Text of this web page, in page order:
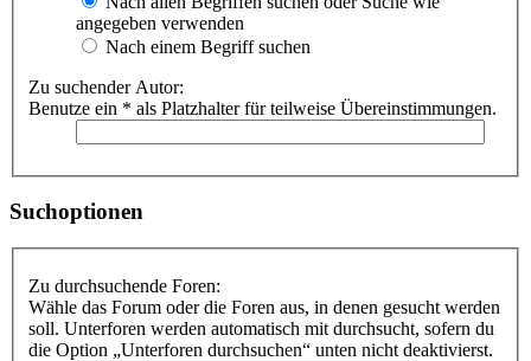
angegeben verwenden
Nach einem Begriff suchen
Zu suchender Autor:
Benutze ein * als Platzhalter für teilweise Übereinstimmungen.
Suchoptionen
Zu durchsuchende Foren:
Wähle das Forum oder die Foren aus, in denen gesucht werden
soll. Unterforen werden automatisch mit durchsucht, sofern du
die Option „Unterforen durchsuchen“ unten nicht deaktivierst.